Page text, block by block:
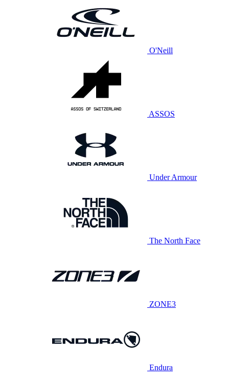
O'Neill
ASSOS
Under Armour
The North Face
ZONE3
Endura